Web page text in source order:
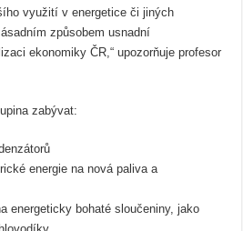
využití v energetice či jiných
způsobem usnadní
ekonomiky ČR,“ upozorňuje profesor
zabývat:
energie na nová paliva a
energeticky bohaté sloučeniny, jako